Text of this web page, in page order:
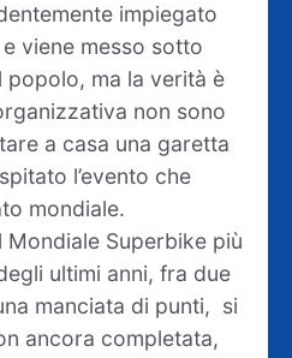
impiegato
viene messo sotto
popolo, ma la verità è
non sono
a casa una garetta
l’evento che
mondiale.
Mondiale Superbike più
ultimi anni, fra due
manciata di punti, si
ancora completata,